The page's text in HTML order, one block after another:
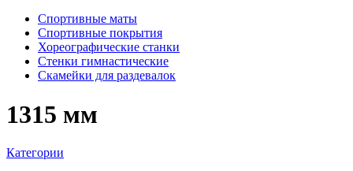
Спортивные маты
Спортивные покрытия
Хореографические станки
Стенки гимнастические
Скамейки для раздевалок
1315 мм
Категории